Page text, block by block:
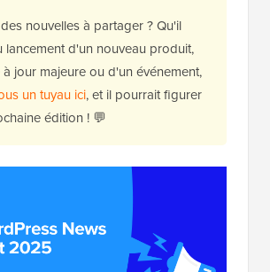
nouvelles à partager ? Qu'il
lancement d'un nouveau produit,
jour majeure ou d'un événement,
un tuyau ici, et il pourrait figurer
édition ! 💬